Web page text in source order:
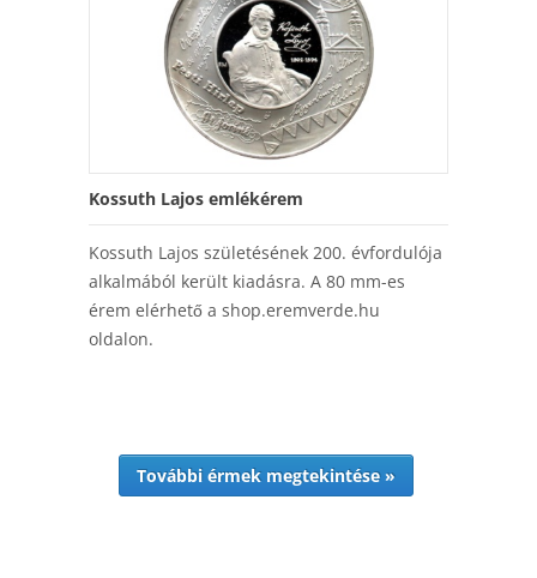
Kossuth Lajos emlékérem
Kossuth Lajos születésének 200. évfordulója
alkalmából került kiadásra. A 80 mm-es
érem elérhető a shop.eremverde.hu
oldalon.
További érmek megtekintése »